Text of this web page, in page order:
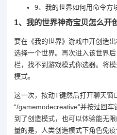
9、 我的世界如何用命令方
1、 我的世界神奇宝贝怎么开
要在《我的世界》游戏中开创造
选择一个世界。再次进入该世界
栏，找不到游戏模式你选器。将
模式。
这一次，按动T键然后打开聊天窗
“/gamemodecreative”并按过回
到了创造模式，也可以体验能无
量的是，人类创造模式下角色免